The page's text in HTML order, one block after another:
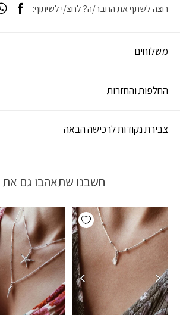
משלוחים
החלפות והחזרות
צבירת נקודות לרכישה הבאה
רוצה לשתף את החבר/ה? לחצ/י לשיתוף:
חשבנו שתאהבו גם את
Add wishlist